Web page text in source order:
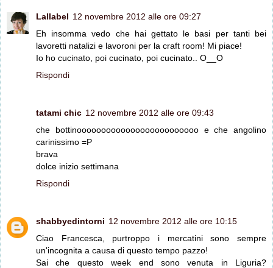
Lallabel 12 novembre 2012 alle ore 09:27
Eh insomma vedo che hai gettato le basi per tanti bei
lavoretti natalizi e lavoroni per la craft room! Mi piace!
Io ho cucinato, poi cucinato, poi cucinato.. O__O
Rispondi
tatami chic 12 novembre 2012 alle ore 09:43
che bottinooooooooooooooooooooooooo e che angolino
carinissimo =P
brava
dolce inizio settimana
Rispondi
shabbyedintorni 12 novembre 2012 alle ore 10:15
Ciao Francesca, purtroppo i mercatini sono sempre
un'incognita a causa di questo tempo pazzo!
Sai che questo week end sono venuta in Liguria?